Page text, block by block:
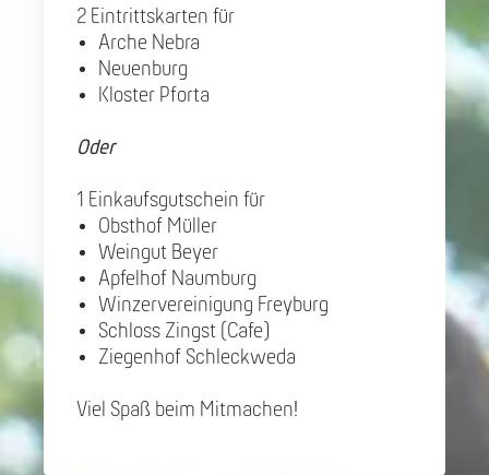
2 Eintrittskarten für
Arche Nebra
Neuenburg
Kloster Pforta
Oder
1 Einkaufsgutschein für
Obsthof Müller
Weingut Beyer
Apfelhof Naumburg
Winzervereinigung Freyburg
Schloss Zingst (Cafe)
Ziegenhof Schleckweda
Viel Spaß beim Mitmachen!